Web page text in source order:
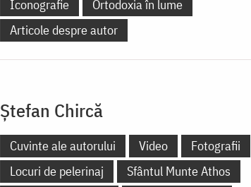
Iconografie
Ortodoxia în lume
Articole despre autor
Ștefan Chircă
Cuvinte ale autorului Video
Fotografii
Locuri de pelerinaj
Sfântul Munte Athos